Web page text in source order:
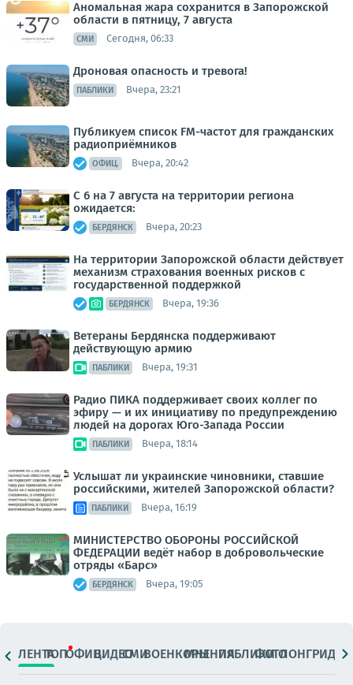
Аномальная жара сохранится в Запорожской
области в пятницу, 7 августа
СМИ Сегодня, 06:33
Дроновая опасность и тревога!
ПАБЛИКИ Вчера, 23:21
Публикуем список FM-частот для гражданских
радиоприёмников
ОФИЦ. Вчера, 20:42
С 6 на 7 августа на территории региона
ожидается:
БЕРДЯНСК Вчера, 20:23
На территории Запорожской области действует
механизм страхования военных рисков с
государственной поддержкой
БЕРДЯНСК Вчера, 19:36
Ветераны Бердянска поддерживают
действующую армию
ПАБЛИКИ Вчера, 19:31
Радио ПИКА поддерживает своих коллег по
эфиру — и их инициативу по предупреждению
людей на дорогах Юго-Запада России
ПАБЛИКИ Вчера, 18:14
Услышат ли украинские чиновники, ставшие
российскими, жителей Запорожской области?
ПАБЛИКИ Вчера, 16:19
МИНИСТЕРСТВО ОБОРОНЫ РОССИЙСКОЙ
ФЕДЕРАЦИИ ведёт набор в добровольческие
отряды «Барс»
БЕРДЯНСК Вчера, 19:05
ЛЕНТАТОПОФИЦ.ВИДЕОСМИВОЕНКОРЫМНЕНИЯПАБЛИКИ
ФОТОЛОНГРИДЫ